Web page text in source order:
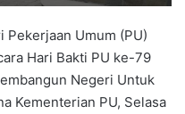
Pekerjaan Umum (PU)
Hari Bakti PU ke-79
Negeri Untuk
Kementerian PU, Selasa